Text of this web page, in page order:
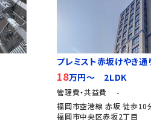
プレミスト赤坂けやき通り
万円～ 2LDK
管理費・共益費 -
福岡市空港線 赤坂 徒歩10分
福岡市中央区赤坂2丁目